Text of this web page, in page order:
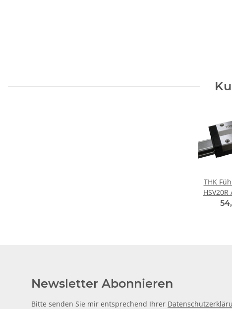
THK
HSV20R
CT -
Newsletter Abonnieren
Bitte senden Sie mir entsprechend Ihrer